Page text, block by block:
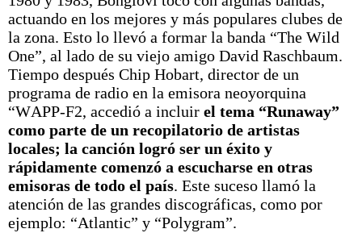
actuando en los mejores y más populares clubes de
la zona. Esto lo llevó a formar la banda “The Wild
One”, al lado de su viejo amigo David Raschbaum.
Tiempo después Chip Hobart, director de un
programa de radio en la emisora neoyorquina
“WAPP-F2, accedió a incluir el tema “Runaway”
como parte de un recopilatorio de artistas
locales; la canción logró ser un éxito y
rápidamente comenzó a escucharse en otras
emisoras de todo el país.​ Este suceso llamó la
atención de las grandes discográficas, como por
ejemplo: “Atlantic” y “Polygram”.